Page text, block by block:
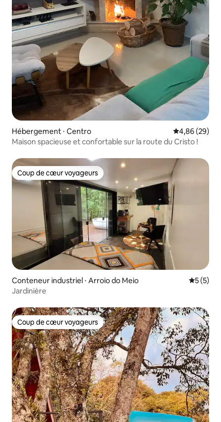
Hébergement ⋅ Centro Évaluation
4,86 (29)
Maison spacieuse et confortable sur la route du Cristo !
Coup de cœur voyageurs
Coup de cœur voyageurs
Conteneur industriel ⋅ Arroio do Meio
5 (5)
Jardinière
Coup de cœur voyageurs
Coup de cœur voyageurs